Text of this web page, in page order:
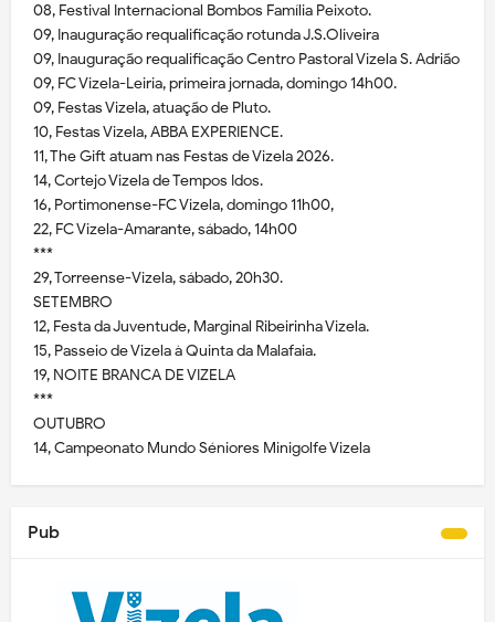
08, Festival Internacional Bombos Família Peixoto.
09, Inauguração requalificação rotunda J.S.Oliveira
09, Inauguração requalificação Centro Pastoral Vizela S. Adrião
09, FC Vizela-Leiria, primeira jornada, domingo 14h00.
09, Festas Vizela, atuação de Pluto.
10, Festas Vizela, ABBA EXPERIENCE.
11, The Gift atuam nas Festas de Vizela 2026.
14, Cortejo Vizela de Tempos Idos.
16, Portimonense-FC Vizela, domingo 11h00,
22, FC Vizela-Amarante, sábado, 14h00
***
29, Torreense-Vizela, sábado, 20h30.
SETEMBRO
12, Festa da Juventude, Marginal Ribeirinha Vizela.
15, Passeio de Vizela à Quinta da Malafaia.
19, NOITE BRANCA DE VIZELA
***
OUTUBRO
14, Campeonato Mundo Séniores Minigolfe Vizela
Pub